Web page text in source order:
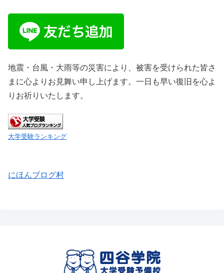
地震・台風・大雨等の災害により、被害を受けられた皆さ
まに心よりお見舞い申し上げます。一日も早い復旧を心よ
りお祈りいたします。
大学受験ランキング
にほんブログ村